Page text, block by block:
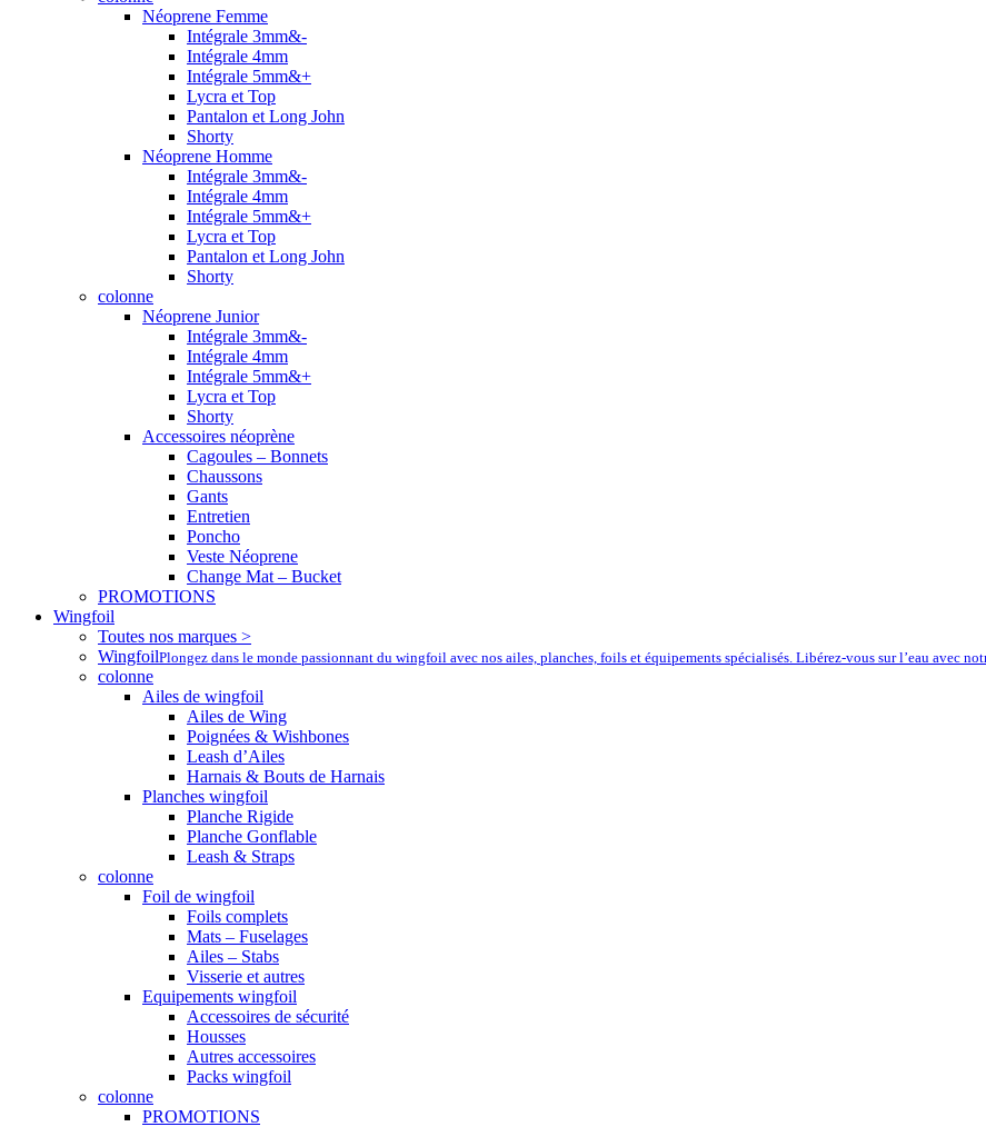
Néoprene Femme
Intégrale 3mm&-
Intégrale 4mm
Intégrale 5mm&+
Lycra et Top
Pantalon et Long John
Shorty
Néoprene Homme
Intégrale 3mm&-
Intégrale 4mm
Intégrale 5mm&+
Lycra et Top
Pantalon et Long John
Shorty
colonne
Néoprene Junior
Intégrale 3mm&-
Intégrale 4mm
Intégrale 5mm&+
Lycra et Top
Shorty
Accessoires néoprène
Cagoules – Bonnets
Chaussons
Gants
Entretien
Poncho
Veste Néoprene
Change Mat – Bucket
PROMOTIONS
Wingfoil
Toutes nos marques >
WingfoilPlongez dans le monde passionnant du wingfoil avec nos ailes, planches, foils et équipements spécialisés. Libérez-vous sur l’eau avec
colonne
Ailes de wingfoil
Ailes de Wing
Poignées & Wishbones
Leash d’Ailes
Harnais & Bouts de Harnais
Planches wingfoil
Planche Rigide
Planche Gonflable
Leash & Straps
colonne
Foil de wingfoil
Foils complets
Mats – Fuselages
Ailes – Stabs
Visserie et autres
Equipements wingfoil
Accessoires de sécurité
Housses
Autres accessoires
Packs wingfoil
colonne
PROMOTIONS